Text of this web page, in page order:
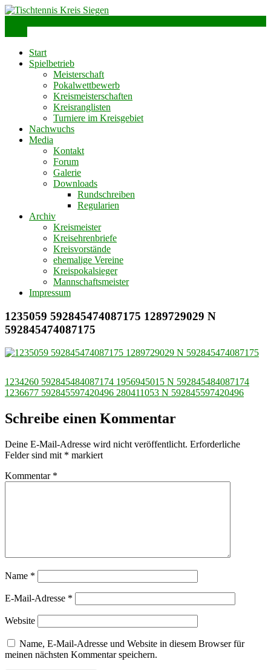
Skip
Tischtennis Kreis Siegen
Start
Spielbetrieb
Meisterschaft
Pokalwettbewerb
Kreismeisterschaften
Kreisranglisten
Turniere im Kreisgebiet
Nachwuchs
Media
Kontakt
Forum
Galerie
Downloads
Rundschreiben
Regularien
Archiv
Kreismeister
Kreisehrenbriefe
Kreisvorstände
ehemalige Vereine
Kreispokalsieger
Mannschaftsmeister
Impressum
1235059 592845474087175 1289729029 N
592845474087175
Beitragsnavigation
1234260 592845484087174 1956945015 N 592845484087174
1236677 592845597420496 280411053 N 592845597420496
Schreibe einen Kommentar
Deine E-Mail-Adresse wird nicht veröffentlicht. Erforderliche
Felder sind mit * markiert
Kommentar *
Name *
E-Mail-Adresse *
Website
Name, E-Mail-Adresse und Website in diesem Browser für
meinen nächsten Kommentar speichern.